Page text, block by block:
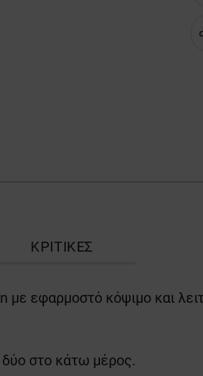
ΚΡΙΤΙΚΈΣ
με εφαρμοστό κόψιμο και
δύο στο κάτω μέρος.